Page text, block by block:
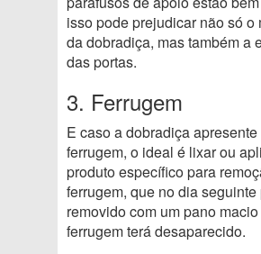
isso pode prejudicar não só o
da dobradiça, mas também a
das portas.
3. Ferrugem
E caso a dobradiça
ferrugem, o ideal é lixar ou
produto específico para
ferrugem, que no dia
removido com um pano
ferrugem terá desaparecido.